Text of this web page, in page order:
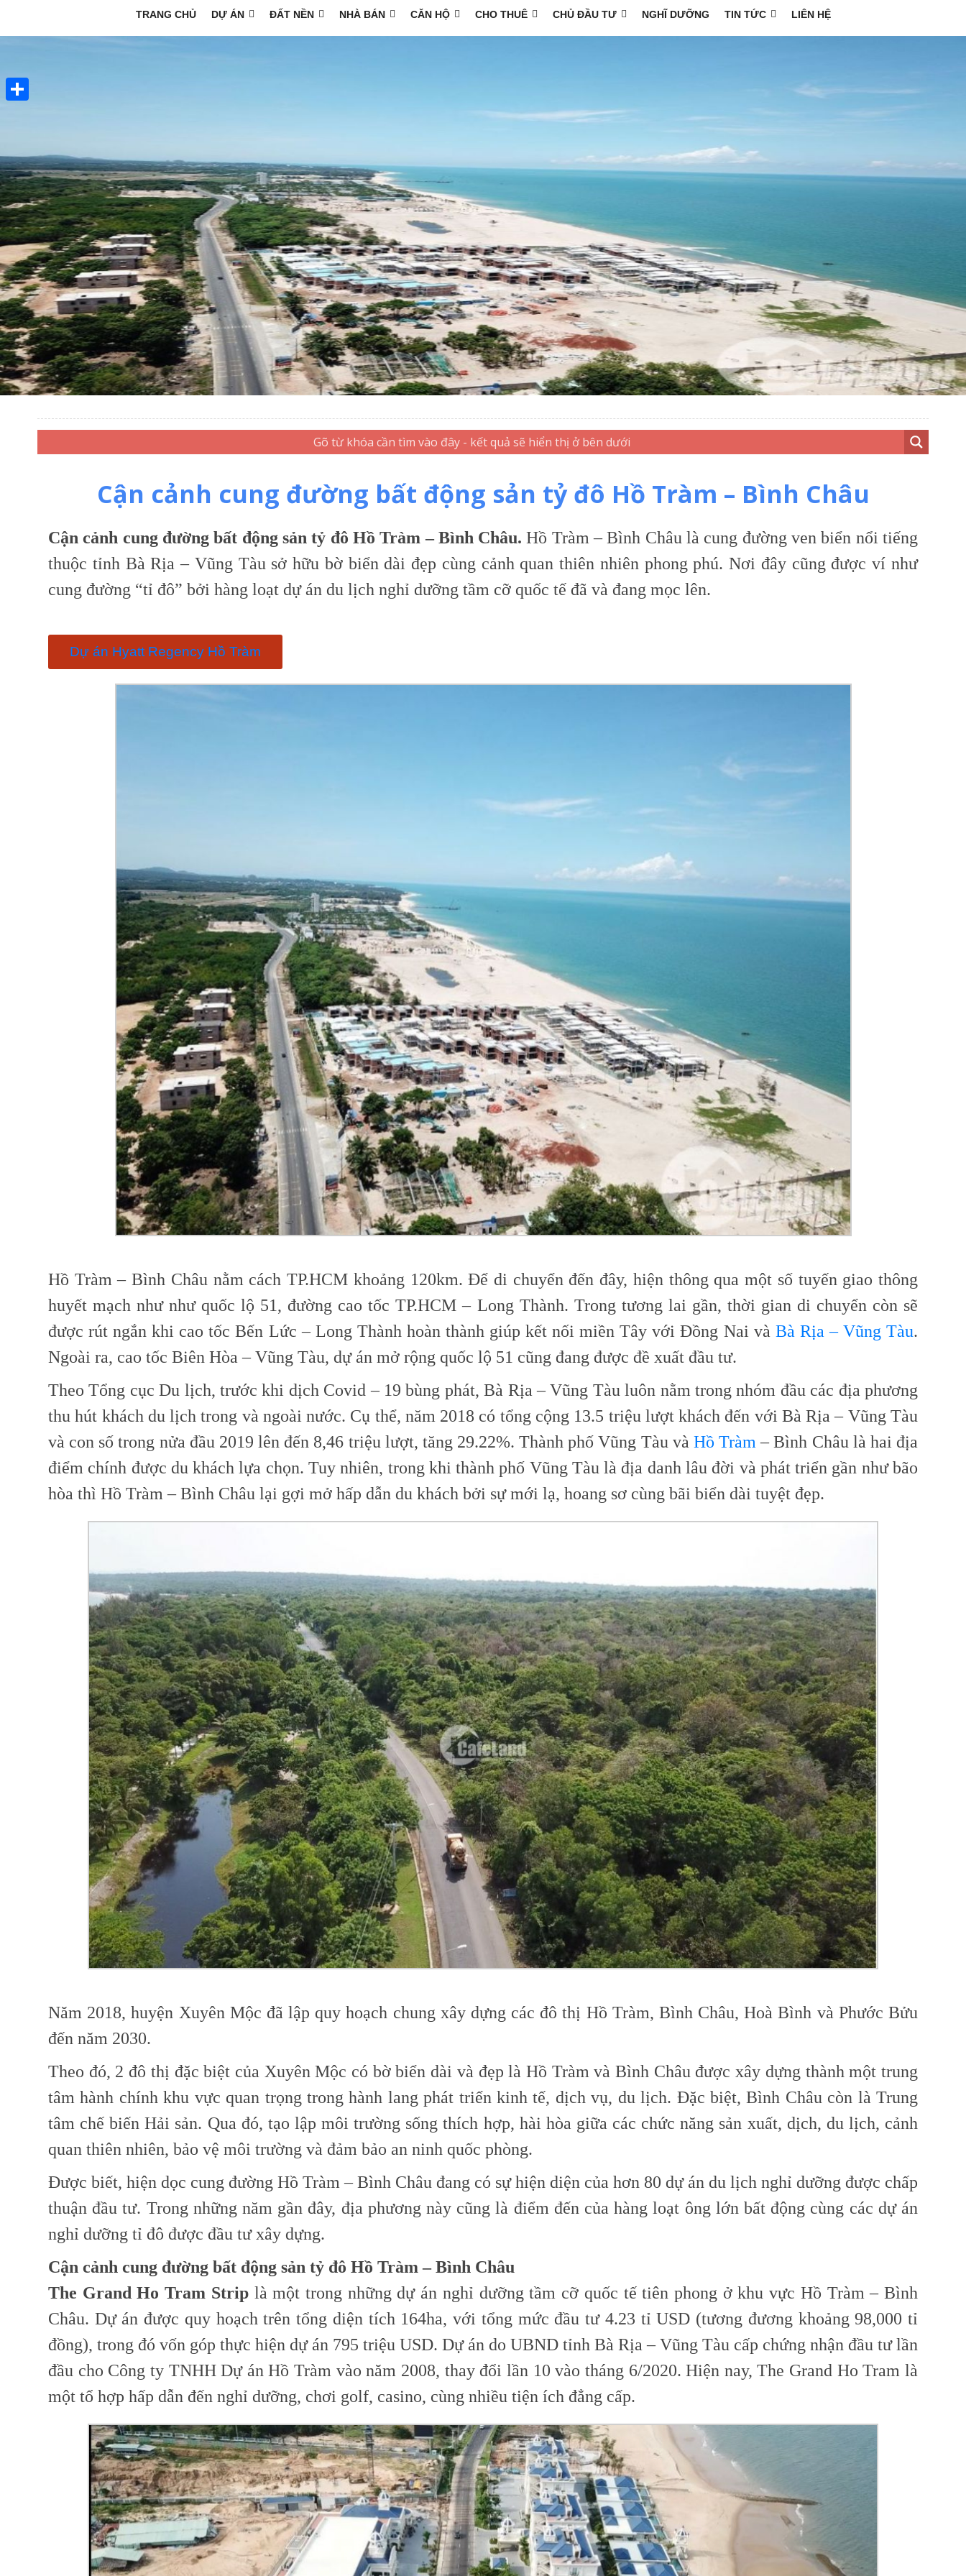
TRANG CHỦ DỰ ÁN ĐẤT NỀN NHÀ BÁN CĂN HỘ CHO THUÊ CHỦ ĐẦU TƯ NGHĨ DƯỠNG TIN TỨC LIÊN HỆ
Cận cảnh cung đường bất động sản tỷ đô Hồ Tràm – Bình Châu
Cận cảnh cung đường bất động sản tỷ đô Hồ Tràm – Bình Châu.Hồ Tràm – Bình Châu là cung đường ven biển nổi tiếng
thuộc tỉnh Bà Rịa – Vũng Tàu sở hữu bờ biển dài đẹp cùng cảnh quan thiên nhiên phong phú. Nơi đây cũng được ví như
cung đường “tỉ đô” bởi hàng loạt dự án du lịch nghỉ dưỡng tầm cỡ quốc tế đã và đang mọc lên.
Dự án Hyatt Regency Hồ Tràm
Hồ Tràm – Bình Châu nằm cách TP.HCM khoảng 120km. Để di chuyển đến đây, hiện thông qua một số tuyến giao thông
huyết mạch như như quốc lộ 51, đường cao tốc TP.HCM – Long Thành. Trong tương lai gần, thời gian di chuyển còn sẽ
được rút ngắn khi cao tốc Bến Lức – Long Thành hoàn thành giúp kết nối miền Tây với Đồng Nai và Bà Rịa – Vũng Tàu.
Ngoài ra, cao tốc Biên Hòa – Vũng Tàu, dự án mở rộng quốc lộ 51 cũng đang được đề xuất đầu tư.
Theo Tổng cục Du lịch, trước khi dịch Covid – 19 bùng phát, Bà Rịa – Vũng Tàu luôn nằm trong nhóm đầu các địa phương
thu hút khách du lịch trong và ngoài nước. Cụ thể, năm 2018 có tổng cộng 13.5 triệu lượt khách đến với Bà Rịa – Vũng Tàu
và con số trong nửa đầu 2019 lên đến 8,46 triệu lượt, tăng 29.22%. Thành phố Vũng Tàu và Hồ Tràm – Bình Châu là hai địa
điểm chính được du khách lựa chọn. Tuy nhiên, trong khi thành phố Vũng Tàu là địa danh lâu đời và phát triển gần như bão
hòa thì Hồ Tràm – Bình Châu lại gợi mở hấp dẫn du khách bởi sự mới lạ, hoang sơ cùng bãi biển dài tuyệt đẹp.
Năm 2018, huyện Xuyên Mộc đã lập quy hoạch chung xây dựng các đô thị Hồ Tràm, Bình Châu, Hoà Bình và Phước Bửu
đến năm 2030.
Theo đó, 2 đô thị đặc biệt của Xuyên Mộc có bờ biển dài và đẹp là Hồ Tràm và Bình Châu được xây dựng thành một trung
tâm hành chính khu vực quan trọng trong hành lang phát triển kinh tế, dịch vụ, du lịch. Đặc biệt, Bình Châu còn là Trung
tâm chế biến Hải sản. Qua đó, tạo lập môi trường sống thích hợp, hài hòa giữa các chức năng sản xuất, dịch, du lịch, cảnh
quan thiên nhiên, bảo vệ môi trường và đảm bảo an ninh quốc phòng.
Được biết, hiện dọc cung đường Hồ Tràm – Bình Châu đang có sự hiện diện của hơn 80 dự án du lịch nghỉ dưỡng được chấp
thuận đầu tư. Trong những năm gần đây, địa phương này cũng là điểm đến của hàng loạt ông lớn bất động cùng các dự án
nghỉ dưỡng tỉ đô được đầu tư xây dựng.
Cận cảnh cung đường bất động sản tỷ đô Hồ Tràm – Bình Châu
The Grand Ho Tram Striplà một trong những dự án nghỉ dưỡng tầm cỡ quốc tế tiên phong ở khu vực Hồ Tràm – Bình
Châu. Dự án được quy hoạch trên tổng diện tích 164ha, với tổng mức đầu tư 4.23 tỉ USD (tương đương khoảng 98,000 tỉ
đồng), trong đó vốn góp thực hiện dự án 795 triệu USD. Dự án do UBND tỉnh Bà Rịa – Vũng Tàu cấp chứng nhận đầu tư lần
đầu cho Công ty TNHH Dự án Hồ Tràm vào năm 2008, thay đổi lần 10 vào tháng 6/2020. Hiện nay, The Grand Ho Tram là
một tổ hợp hấp dẫn đến nghỉ dưỡng, chơi golf, casino, cùng nhiều tiện ích đẳng cấp.